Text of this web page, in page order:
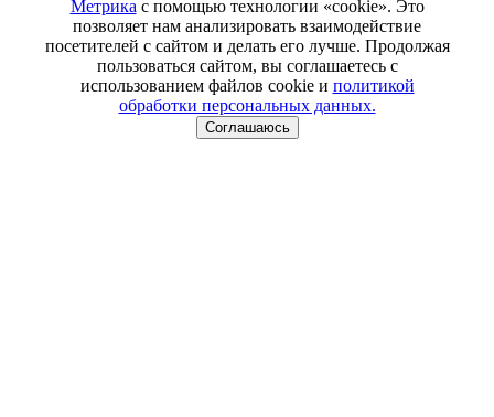
Метрика с помощью технологии «cookie». Это
позволяет нам анализировать взаимодействие
посетителей с сайтом и делать его лучше. Продолжая
пользоваться сайтом, вы соглашаетесь с
использованием файлов cookie и политикой
обработки персональных данных.
Соглашаюсь